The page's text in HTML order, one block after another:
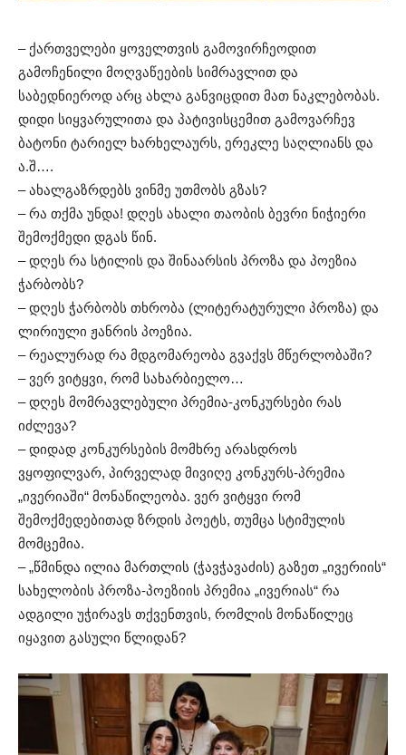
– ქართველები ყოველთვის გამოვირჩეოდით
გამოჩენილი მოღვაწეების სიმრავლით და
საბედნიეროდ არც ახლა განვიცდით მათ ნაკლებობას.
დიდი სიყვარულითა და პატივისცემით გამოვარჩევ
ბატონი ტარიელ ხარხელაურს, ერეკლე საღლიანს და
ა.შ….
– ახალგაზრდებს ვინმე უთმობს გზას?
– რა თქმა უნდა! დღეს ახალი თაობის ბევრი ნიჭიერი
შემოქმედი დგას წინ.
– დღეს რა სტილის და შინაარსის პროზა და პოეზია
ჭარბობს?
– დღეს ჭარბობს თხრობა (ლიტერატურული პროზა) და
ლირიული ჟანრის პოეზია.
– რეალურად რა მდგომარეობა გვაქვს მწერლობაში?
– ვერ ვიტყვი, რომ სახარბიელო…
– დღეს მომრავლებული პრემია-კონკურსები რას
იძლევა?
– დიდად კონკურსების მომხრე არასდროს
ვყოფილვარ, პირველად მივიღე კონკურს-პრემია
„ივერიაში“ მონაწილეობა. ვერ ვიტყვი რომ
შემოქმედებითად ზრდის პოეტს, თუმცა სტიმულის
მომცემია.
– „წმინდა ილია მართლის (ჭავჭავაძის) გაზეთ „ივერიის“
სახელობის პროზა-პოეზიის პრემია „ივერიას“ რა
ადგილი უჭირავს თქვენთვის, რომლის მონაწილეც
იყავით გასული წლიდან?